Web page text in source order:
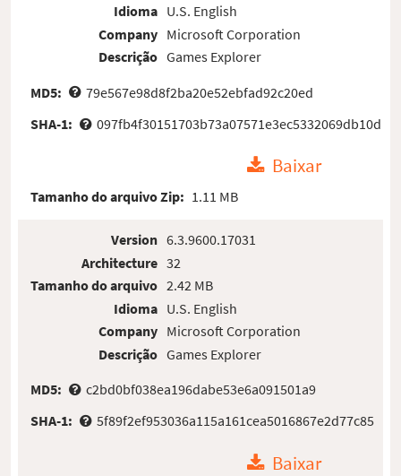
Idioma
Company
Descrição
U.S. English
Microsoft Corporation
Games Explorer
MD5:
79e567e98d8f2ba20e52ebfad92c20ed
SHA-1:
097fb4f30151703b73a07571e3ec5332069db10d
Baixar
Tamanho do arquivo Zip: 1.11 MB
Version
Architecture
Tamanho do arquivo
Idioma
Company
Descrição
6.3.9600.17031
32
2.42 MB
U.S. English
Microsoft Corporation
Games Explorer
MD5:
c2bd0bf038ea196dabe53e6a091501a9
SHA-1:
5f89f2ef953036a115a161cea5016867e2d77c85
Baixar